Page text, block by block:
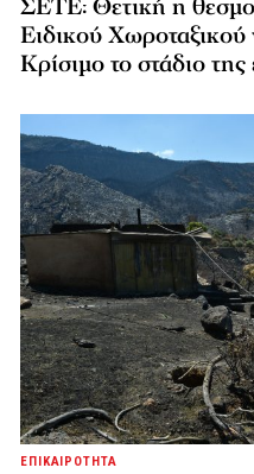
ΣΕΤΕ: Θετική η
Ειδικού Χωροταξικού
Κρίσιμο το στάδιο
ΕΠΙΚΑΙΡΟΤΗΤΑ